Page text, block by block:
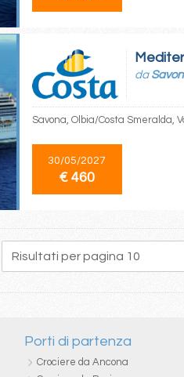
da
Savona, Olbia/Costa Smeralda,
30/05/2027
€ 460
26 27 28 29
Porti di partenza
Crociere da Ancona